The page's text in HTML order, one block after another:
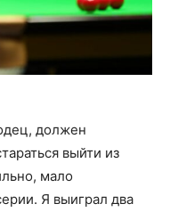
должен
выйти из
мало
Я выиграл два